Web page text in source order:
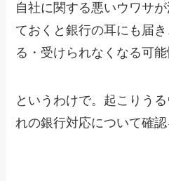
自社に関する悪いウワサ
ておくと銀行の耳にも届
る・受けられなくなる可能
というわけで。起こりう
れの銀行対応について確認